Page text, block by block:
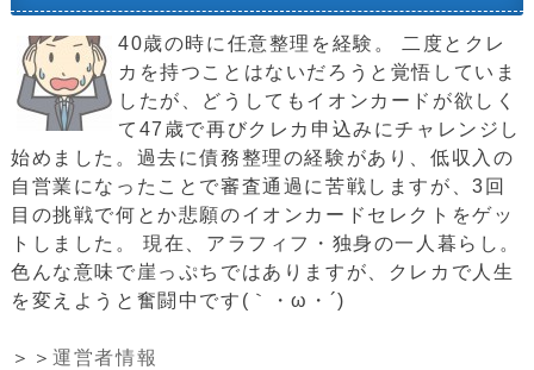
40歳の時に任意整理を経験。 二度とクレ
カを持つことはないだろうと覚悟していま
したが、どうしてもイオンカードが欲しく
て47歳で再びクレカ申込みにチャレンジし
始めました。過去に債務整理の経験があり、低収入の
自営業になったことで審査通過に苦戦しますが、3回
目の挑戦で何とか悲願のイオンカードセレクトをゲッ
トしました。 現在、アラフィフ・独身の一人暮らし。
色んな意味で崖っぷちではありますが、クレカで人生
を変えようと奮闘中です(｀・ω・´)ゞ
＞＞運営者情報